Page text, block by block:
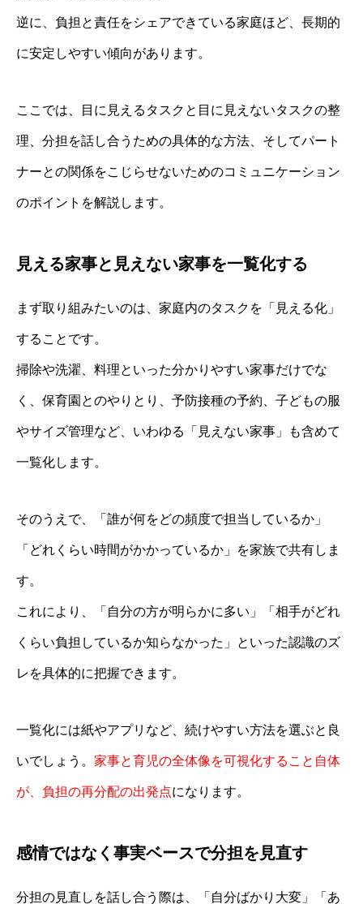
逆に、負担と責任をシェアできている家庭ほど、長期的
に安定しやすい傾向があります。
ここでは、目に見えるタスクと目に見えないタスクの整
理、分担を話し合うための具体的な方法、そしてパート
ナーとの関係をこじらせないためのコミュニケーション
のポイントを解説します。
見える家事と見えない家事を一覧化する
まず取り組みたいのは、家庭内のタスクを「見える化」
することです。
掃除や洗濯、料理といった分かりやすい家事だけでな
く、保育園とのやりとり、予防接種の予約、子どもの服
やサイズ管理など、いわゆる「見えない家事」も含めて
一覧化します。
そのうえで、「誰が何をどの頻度で担当しているか」
「どれくらい時間がかかっているか」を家族で共有しま
す。
これにより、「自分の方が明らかに多い」「相手がどれ
くらい負担しているか知らなかった」といった認識のズ
レを具体的に把握できます。
一覧化には紙やアプリなど、続けやすい方法を選ぶと良
いでしょう。 家事と育児の全体像を可視化すること自体
が、負担の再分配の出発点になります。
感情ではなく事実ベースで分担を見直す
分担の見直しを話し合う際は、「自分ばかり大変」「あ